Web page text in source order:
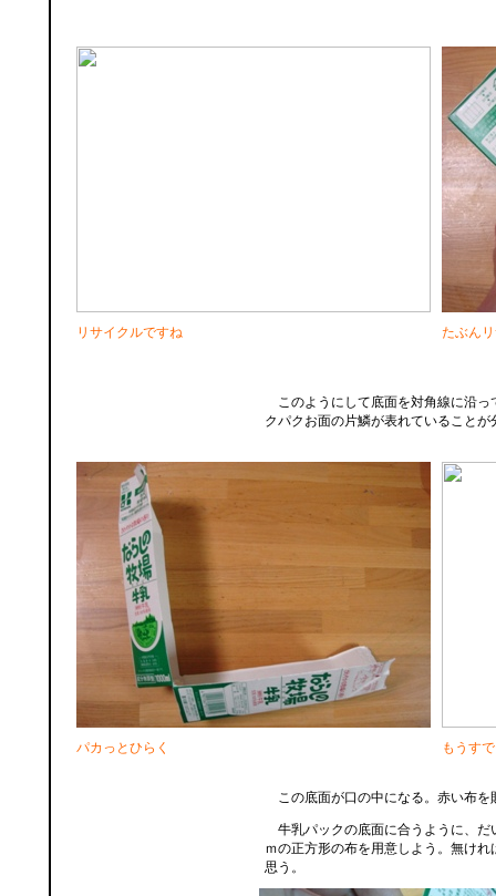
リサイクルですね たぶん
このようにして底面を対角線に沿っ
クパクお面の片鱗が表れていることが
パカっとひらく もうす
この底面が口の中になる。赤い布を
牛乳パックの底面に合うように、だ
ｍの正方形の布を用意しよう。無けれ
思う。